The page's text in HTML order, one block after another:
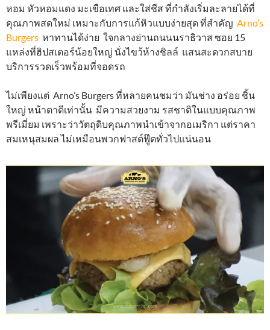
หอม หัวหอมแดง มะเขือเทศ และใส่ชีส ที่กำลังเริ่มละลายได้ที่
คุณภาพสดใหม่ เหมาะกับการแก้หิวแบบง่ายสุด ที่สำคัญ Arno’s
Burgers หาทานได้ง่าย ใจกลางย่านถนนนราธิวาส ซอย 15
แหล่งที่ฮิปสเตอร์น้อยใหญ่ นั่งไขว้ห้างชิลล์ แสนสะดวกสบาย
บริการรวดเร็วพร้อมที่จอดรถ
ไม่เพียงแต่ Arno’s Burgers ที่หลายคนชมว่า มันช่าง อร่อย ชิ้น
ใหญ่ หน้าตาดีเท่านั้น มีความสวยงาม รสชาติในแบบคุณภาพ
พรีเมี่ยม เพราะว่าวัตถุดิบคุณภาพนำเข้าจากอเมริกา แต่ราคา
สมเหนุสมผล ไม่เหมือนพวกฟาสต์ฟู๊ตทั่วไปแน่นอน